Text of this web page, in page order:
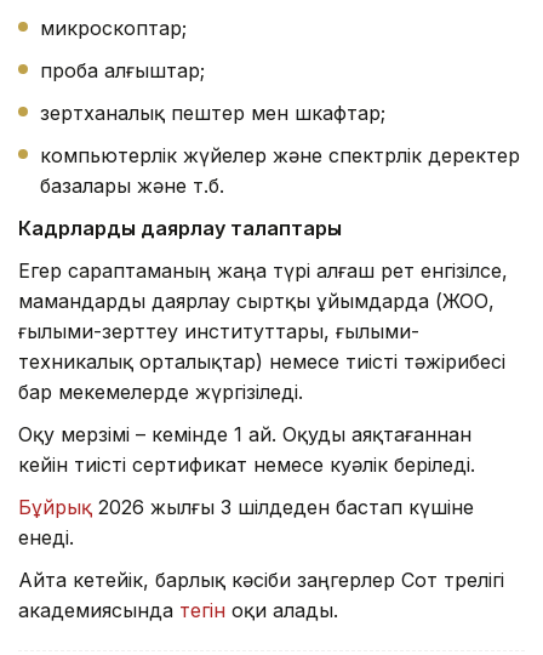
микроскоптар;
проба алғыштар;
зертханалық пештер мен шкафтар;
компьютерлік жүйелер және спектрлік деректер
базалары және т.б.
Кадрларды даярлау талаптары
Егер сараптаманың жаңа түрі алғаш рет енгізілсе,
мамандарды даярлау сыртқы ұйымдарда (ЖОО,
ғылыми-зерттеу институттары, ғылыми-
техникалық орталықтар) немесе тиісті тәжірибесі
бар мекемелерде жүргізіледі.
Оқу мерзімі – кемінде 1 ай. Оқуды аяқтағаннан
кейін тиісті сертификат немесе куәлік беріледі.
Бұйрық 2026 жылғы 3 шілдеден бастап күшіне
енеді.
Айта кетейік, барлық кәсіби заңгерлер Сот төрелігі
академиясында тегін оқи алады.